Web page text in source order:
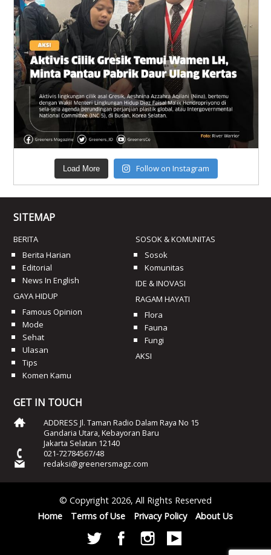
Load More Follow on Instagram
SITEMAP
BERITA
Berita Harian
Editorial
News In English
GAYA HIDUP
Famous Opinion
Mode
Sehat
Ulasan
Tips
Komen Kamu
SOSOK & KOMUNITAS
Sosok
Komunitas
IDE & INOVASI
RAGAM HAYATI
Flora
Fauna
Fungi
AKSI
GET IN TOUCH
ADDRESS Jl. Taman Radio Dalam Raya No 15
Gandaria Utara, Kebayoran Baru
Jakarta Selatan 12140
021-72784567/48
redaksi@greenersmagz.com
© Copyright 2026, All Rights Reserved
Home
Terms of Use Privacy Policy About Us